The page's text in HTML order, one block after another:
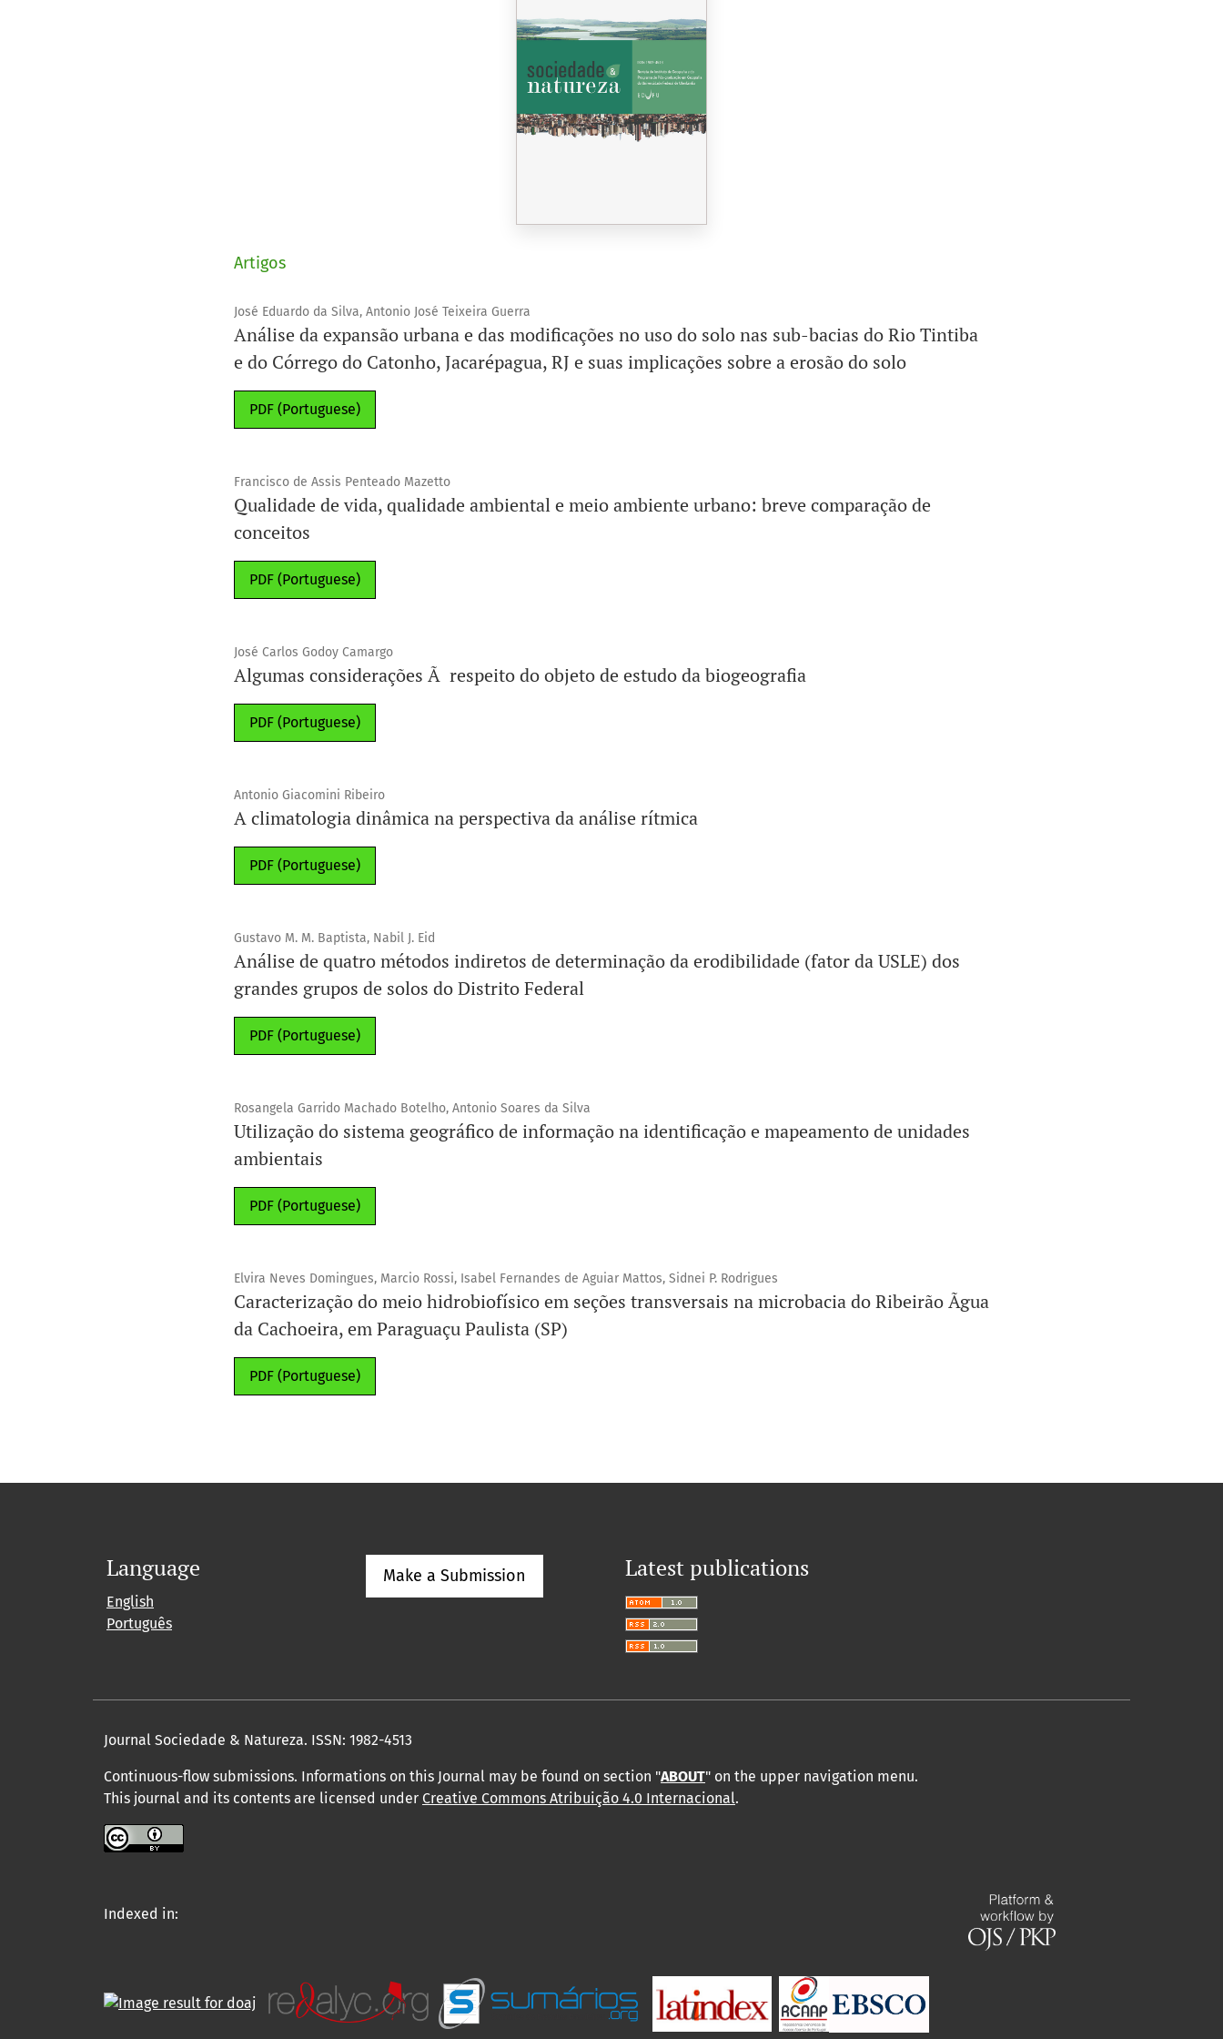
Artigos
José Eduardo da Silva, Antonio José Teixeira Guerra
Análise da expansão urbana e das modificações no uso do solo nas sub-bacias do Rio Tintiba
e do Córrego do Catonho, Jacarépagua, RJ e suas implicações sobre a erosão do solo
PDF (Portuguese)
Francisco de Assis Penteado Mazetto
Qualidade de vida, qualidade ambiental e meio ambiente urbano: breve comparação de
conceitos
PDF (Portuguese)
José Carlos Godoy Camargo
Algumas considerações Ã respeito do objeto de estudo da biogeografia
PDF (Portuguese)
Antonio Giacomini Ribeiro
A climatologia dinâmica na perspectiva da análise rítmica
PDF (Portuguese)
Gustavo M. M. Baptista, Nabil J. Eid
Análise de quatro métodos indiretos de determinação da erodibilidade (fator da USLE) dos
grandes grupos de solos do Distrito Federal
PDF (Portuguese)
Rosangela Garrido Machado Botelho, Antonio Soares da Silva
Utilização do sistema geográfico de informação na identificação e mapeamento de unidades
ambientais
PDF (Portuguese)
Elvira Neves Domingues, Marcio Rossi, Isabel Fernandes de Aguiar Mattos, Sidnei P. Rodrigues
Caracterização do meio hidrobiofísico em seções transversais na microbacia do Ribeirão Ãgua
da Cachoeira, em Paraguaçu Paulista (SP)
PDF (Portuguese)
Language
English
Português
Make a Submission Latest publications
Journal Sociedade & Natureza. ISSN: 1982-4513
Continuous-flow submissions. Informations on this Journal may be found on section "ABOUT" on the upper navigation menu.
This journal and its contents are licensed under Creative Commons Atribuição 4.0 Internacional.
Indexed in: